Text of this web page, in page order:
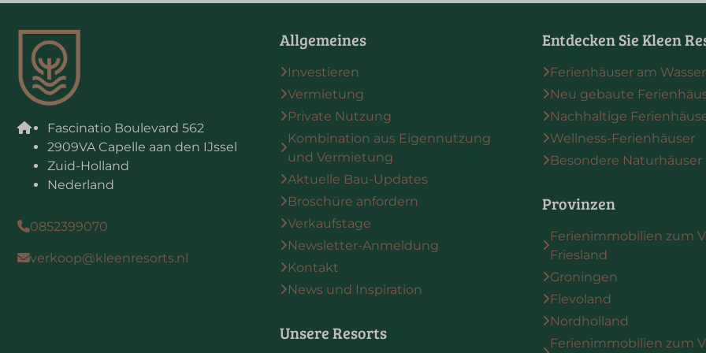
Fascinatio Boulevard 562
2909VA Capelle aan den IJssel
Zuid-Holland
Nederland
0852399070
verkoop@kleenresorts.nl
Allgemeines
Investieren
Vermietung
Private Nutzung
Kombination aus Eigennutzung
und Vermietung
Aktuelle Bau-Updates
Broschüre anfordern
Verkaufstage
Newsletter-Anmeldung
Kontakt
News und Inspiration
Unsere Resorts
Entdecken Sie Kleen
Ferienhäuser am Wasser
Neu gebaute
Nachhaltige
Wellness-Ferienhäuser
Besondere Naturhäuser
Provinzen
Ferienimmobilien zum
Friesland
Groningen
Flevoland
Nordholland
Ferienimmobilien zum